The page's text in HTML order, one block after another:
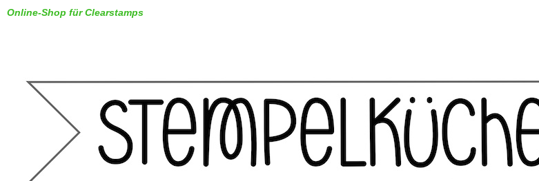
Online-Shop für Clearstamps